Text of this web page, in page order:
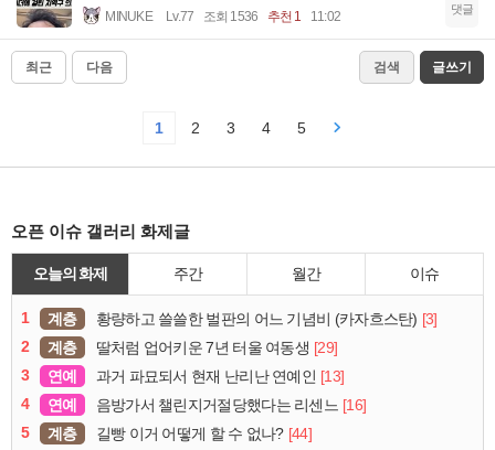
MINUKE Lv.77 조회 1536 추천 1 11:02 댓글
최근 다음 검색 글쓰기
1 2 3 4 5
오픈 이슈 갤러리 화제글
오늘의 화제 주간 월간 이슈
1 계층 황량하고 쓸쓸한 벌판의 어느 기념비 (카자흐스탄) [3]
2
계층 딸처럼 업어키운 7년 터울 여동생 [29]
3
연예 과거 파묘되서 현재 난리난 연예인 [13]
4
연예 음방가서 챌린지거절당했다는 리센느 [16]
5
계층 길빵 이거 어떻게 할 수 없나? [44]